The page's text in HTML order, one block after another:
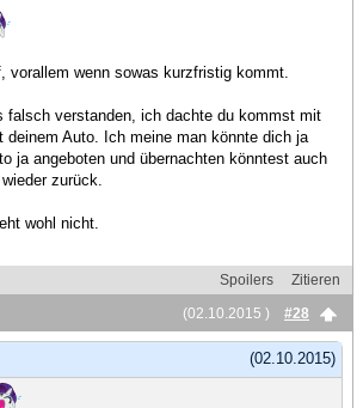
vorallem wenn sowas kurzfristig kommt.
falsch verstanden, ich dachte du kommst mit
deinem Auto. Ich meine man könnte dich ja
ja angeboten und übernachten könntest auch
zurück.
wohl nicht.
Spoilers
Zitieren
(02.10.2015 )
#28
(02.10.2015)